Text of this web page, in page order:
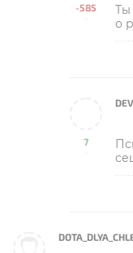
-585
-
Ты
о
7
-